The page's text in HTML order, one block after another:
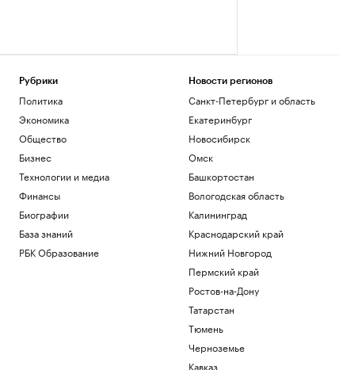
Рубрики
Политика
Экономика
Общество
Бизнес
Технологии и медиа
Финансы
Биографии
База знаний
РБК Образование
Новости регионов
Санкт-Петербург и область
Екатеринбург
Новосибирск
Омск
Башкортостан
Вологодская область
Калининград
Краснодарский край
Нижний Новгород
Пермский край
Ростов-на-Дону
Татарстан
Тюмень
Черноземье
Кавказ